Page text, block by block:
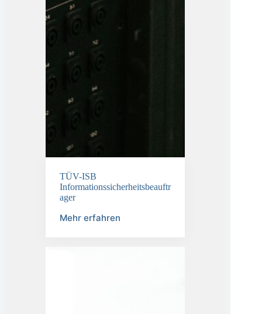
TÜV-ISB
Informationssicherheitsbeauftr